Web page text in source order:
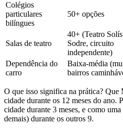
Colégios
particulares
bilíngues
50+ opções
Salas de teatro
40+ (Teatro
Sodre, circuito
independente)
Dependência do
carro
Baixa-média
bairros
O que isso significa na prática?
cidade durante os 12 meses do ano.
cidade durante 3 meses, e como
demais) durante os outros 9.